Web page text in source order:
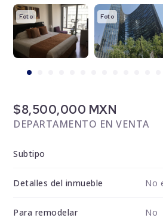
Foto Foto
$8,500,000 MXN
DEPARTAMENTO EN VENTA
Subtipo
Detalles del inmueble No
Para remodelar No